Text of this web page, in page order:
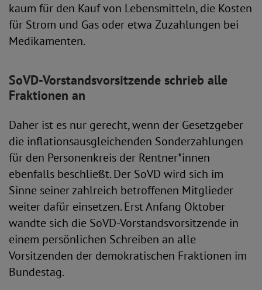
kaum für den Kauf von Lebensmitteln, die Kosten
für Strom und Gas oder etwa Zuzahlungen bei
Medikamenten.
SoVD-Vorstandsvorsitzende schrieb alle
Fraktionen an
Daher ist es nur gerecht, wenn der Gesetzgeber
die inflationsausgleichenden Sonderzahlungen
für den Personenkreis der Rentner*innen
ebenfalls beschließt. Der SoVD wird sich im
Sinne seiner zahlreich betroffenen Mitglieder
weiter dafür einsetzen. Erst Anfang Oktober
wandte sich die SoVD-Vorstandsvorsitzende in
einem persönlichen Schreiben an alle
Vorsitzenden der demokratischen Fraktionen im
Bundestag.